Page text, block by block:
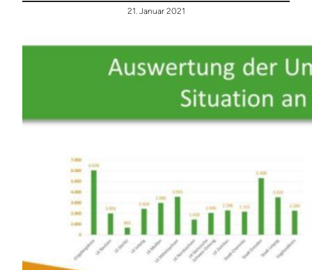
21. Januar 2021